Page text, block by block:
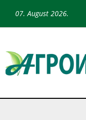
07. August 2026.